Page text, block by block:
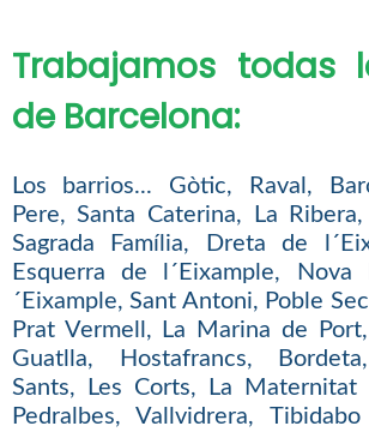
Trabajamos todas
de Barcelona:
Los barrios... Gòtic, Raval,
Pere, Santa Caterina, La
Sagrada Família, Dreta de
Esquerra de l´Eixample, Nova
´Eixample, Sant Antoni, Poble
Prat Vermell, La Marina de
Guatlla, Hostafrancs,
Sants, Les Corts, La Maternitat
Pedralbes, Vallvidrera,